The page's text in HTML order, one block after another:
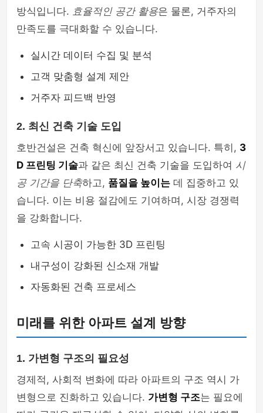
방식입니다. 효율적인 공간 활용은 물론, 거주자의
만족도를 극대화할 수 있습니다.
실시간 데이터 수집 및 분석
고객 맞춤형 설계 제안
거주자 피드백 반영
2. 최신 건축 기술 도입
호반건설은 건축 혁신에 앞장서고 있습니다. 특히, 3
D 프린팅 기술과 같은 최신 건축 기술을 도입하여 시
공 기간을 단축하고, 품질을 높이는 데 집중하고 있
습니다. 이는 비용 절감에도 기여하며, 시장 경쟁력
을 강화합니다.
고속 시공이 가능한 3D 프린팅
내구성이 강화된 신소재 개발
자동화된 건축 프로세스
미래를 위한 아파트 설계 방향
1. 가변형 구조의 필요성
경제적, 사회적 변화에 따라 아파트의 구조 역시 가
변형으로 진화하고 있습니다. 가변형 구조는 필요에